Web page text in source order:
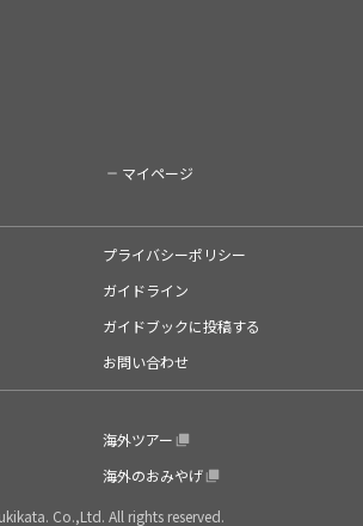
マイページ
プライバシーポリシー
ガイドライン
ガイドブックに投稿する
お問い合わせ
海外ツアー
海外のおみやげ
Co.,Ltd. All rights reserved.